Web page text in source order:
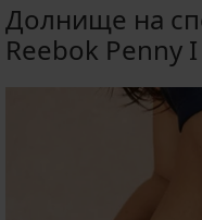
Долнище на
Reebok Penny I